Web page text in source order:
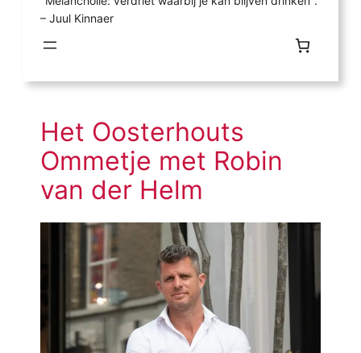
– Juul Kinnaer
Het Oosterhouts
Ommetje met Robin
van der Helm